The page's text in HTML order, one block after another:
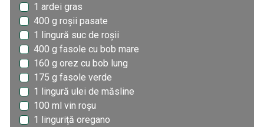
1 ardei gras
400 g roșii pasate
1 lingură suc de roșii
400 g fasole cu bob mare
160 g orez cu bob lung
175 g fasole verde
1 lingură ulei de măsline
100 ml vin roșu
1 linguriță oregano